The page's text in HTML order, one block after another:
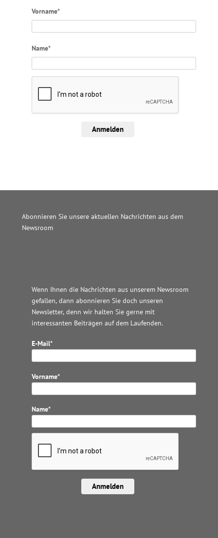
Vorname*
Name*
Anmelden
Abonnieren Sie unsere aktuellen Nachrichten aus dem
Newsroom
Wenn Ihnen die Nachrichten aus unserem Newsroom
gefallen, dann abonnieren Sie doch unseren
Newsletter, denn wir halten Sie gerne mit
interessanten Beiträgen auf dem Laufenden.
E-Mail*
Vorname*
Name*
Anmelden